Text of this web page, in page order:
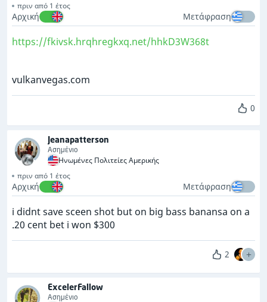
πριν από 1 έτος
Αρχική Μετάφραση
https://fkivsk.hrqhregkxq.net/hhkD3W368t
vulkanvegas.com
0
Jeanapatterson
Ασημένιο
Ηνωμένες Πολιτείες Αμερικής
πριν από 1 έτος
Αρχική Μετάφραση
i didnt save sceen shot but on big bass banansa on a
.20 cent bet i won $300
2
ExcelerFallow
Ασημένιο